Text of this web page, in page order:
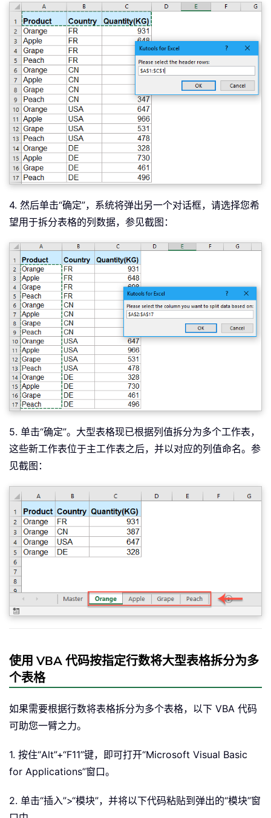
titlerow
= xTRg Cells .Row
icol = ws .Columns.
ws.Cells(1, icol)
Application
DisplayAlerts
False
If Not Evaluate (
Sheets.Add(after Worksheets(
Else
Sheets("xTRgWs_Sheet"
Sheets.Add(after:=
End If
xWSTRg Sheets
xTRg.Copy
xWSTRg.Paste Destination:=xWSTRg.
ws.
Activate
For i = (titlerow + xTRg
If ws.Cells(i, vcol) <> "" And
ws.Cells(ws.Rows
End If
Next
myarr = Application.WorksheetFunction
.Columns
For i = 2 To UBound(myarr)
ws.Range(title).
Not Evaluate(
Sheets.Add(after
Else
Sheets(myarr(i) & "").Move after:=
End
If
xWSTRg.Range(title ).Copy
Sheets(myarr(i) & "").Columns.
xWSTRg.Delete
ws.AutoFilterMode
ws.Activate
4. 然后单击“确定”，系统将弹出另一个对话框，请选择您希
望用于拆分表格的列数据，参见截图：
5. 单击“确定”。大型表格现已根据列值拆分为多个工作表，
这些新工作表位于主工作表之后，并以对应的列值命名。参
见截图：
使用 VBA 代码按指定行数将大型表格拆分为多
个表格
如果需要根据行数将表格拆分为多个表格，以下 VBA 代码
可助您一臂之力。
1. 按住“Alt”+“F11”键，即可打开“Microsoft Visual Basic
for Applications”窗口。
2. 单击“插入”>“模块”，并将以下代码粘贴到弹出的“模块”窗